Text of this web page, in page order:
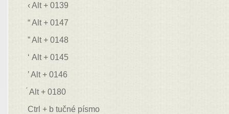
‹ Alt + 0139
“ Alt + 0147
” Alt + 0148
‘ Alt + 0145
’ Alt + 0146
́ Alt + 0180
Ctrl + b tučné písmo